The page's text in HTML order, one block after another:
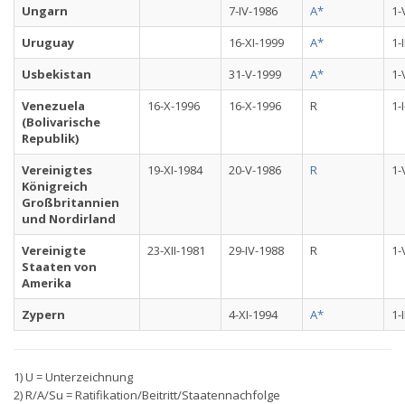
Ungarn
7-IV-1986 A*
1-
Uruguay
16-XI-1999 A*
1-
Usbekistan
31-V-1999 A*
1-
Venezuela
(Bolivarische
Republik)
16-X-1996 16-X-1996 R 1-
Vereinigtes
Königreich
Großbritannien
und Nordirland
19-XI-1984 20-V-1986 R 1-
Vereinigte
Staaten von
Amerika
23-XII-1981 29-IV-1988 R 1-
Zypern 4-XI-1994 A* 1-
1) U = Unterzeichnung
2) R/A/Su = Ratifikation/Beitritt/Staatennachfolge